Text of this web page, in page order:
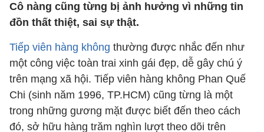
Cô nàng cũng từng bị ảnh hưởng vì những tin
đồn thất thiệt, sai sự thật.
Tiếp viên hàng không thường được nhắc đến như
một công việc toàn trai xinh gái đẹp, dễ gây chú ý
trên mạng xã hội. Tiếp viên hàng không Phan Quế
Chi (sinh năm 1996, TP.HCM) cũng từng là một
trong những gương mặt được biết đến theo cách
đó, sở hữu hàng trăm nghìn lượt theo dõi trên